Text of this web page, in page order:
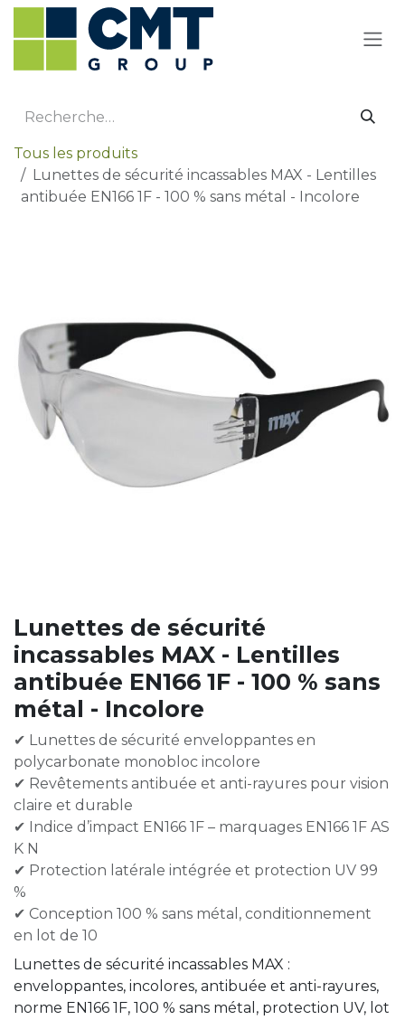
Se rendre au contenu
Tous les produits
Lunettes de sécurité incassables MAX - Lentilles
antibuée EN166 1F - 100 % sans métal - Incolore
Lunettes de sécurité
incassables MAX - Lentilles
antibuée EN166 1F - 100 % sans
métal - Incolore
✔ Lunettes de sécurité enveloppantes en
polycarbonate monobloc incolore
✔ Revêtements antibuée et anti-rayures pour vision
claire et durable
✔ Indice d’impact EN166 1F – marquages EN166 1F AS
K N
✔ Protection latérale intégrée et protection UV 99
%
✔ Conception 100 % sans métal, conditionnement
en lot de 10
Lunettes de sécurité incassables MAX :
enveloppantes, incolores, antibuée et anti-rayures,
norme EN166 1F, 100 % sans métal, protection UV, lot